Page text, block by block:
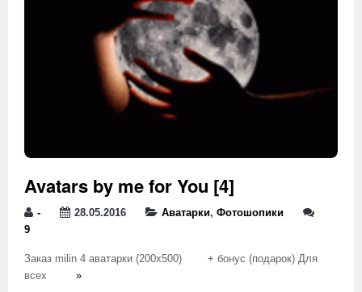
Avatars by me for You [4]
- 28.05.2016 Аватарки, Фотошопики
9
Заказ milin 4 аватарки (200х500) + бонус (подарок) Для
всех »